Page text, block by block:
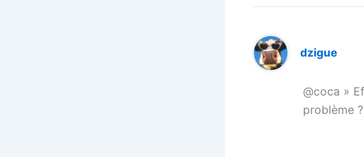
dzigue
@coca »
problème ?